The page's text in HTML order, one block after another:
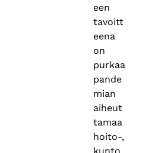
een
tavoitt
eena
on
purkaa
pande
mian
aiheut
tamaa
hoito-,